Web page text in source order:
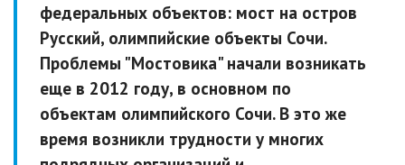
федеральных объектов: мост на остров
Русский, олимпийские объекты Сочи.
Проблемы "Мостовика" начали возникать
еще в 2012 году, в основном по
объектам олимпийского Сочи. В это же
время возникли трудности у многих